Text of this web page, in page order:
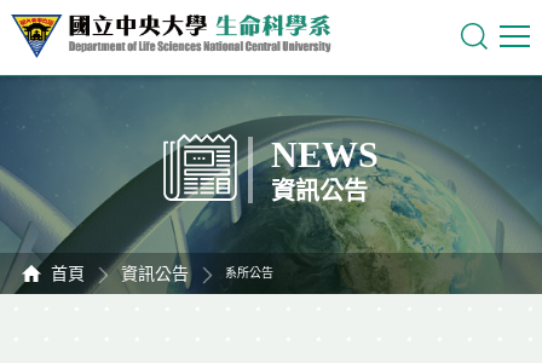
NEWS
資訊公告
首頁 資訊公告 系所公告